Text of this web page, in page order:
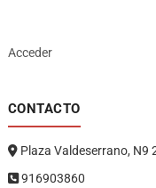
Acceder
CONTACTO
Plaza Valdeserrano, N9
916903860